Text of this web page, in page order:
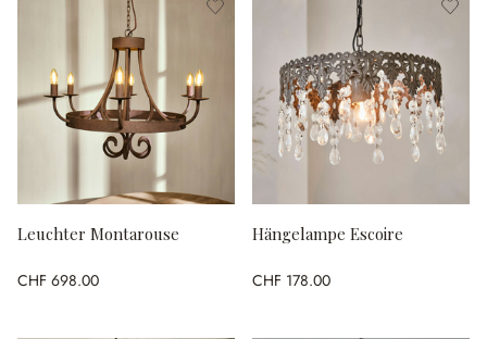
Leuchter Montarouse
CHF 698.00
Hängelampe Escoire
CHF 178.00